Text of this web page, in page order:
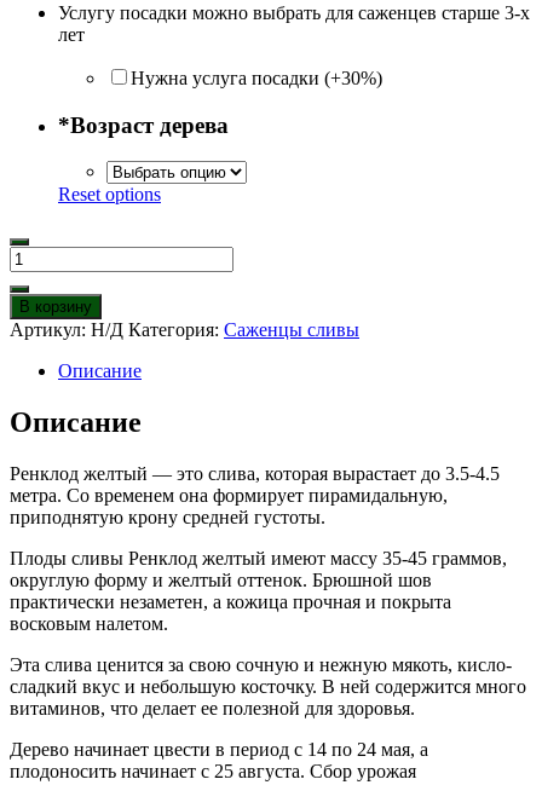
Услугу посадки можно выбрать для саженцев старше 3-х
лет
Нужна услуга посадки (+30%)
*Возраст дерева
Reset options
Количество
товара
Слива
Ренклод
желтый
В корзину
Артикул: Н/Д Категория: Саженцы сливы
Описание
Описание
Ренклод желтый — это слива, которая вырастает до 3.5-4.5
метра. Со временем она формирует пирамидальную,
приподнятую крону средней густоты.
Плоды сливы Ренклод желтый имеют массу 35-45 граммов,
округлую форму и желтый оттенок. Брюшной шов
практически незаметен, а кожица прочная и покрыта
восковым налетом.
Эта слива ценится за свою сочную и нежную мякоть, кисло-
сладкий вкус и небольшую косточку. В ней содержится много
витаминов, что делает ее полезной для здоровья.
Дерево начинает цвести в период с 14 по 24 мая, а
плодоносить начинает с 25 августа. Сбор урожая